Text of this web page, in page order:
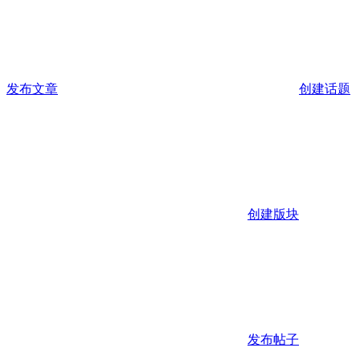
发布文章 创建话题
创建版块
发布帖子